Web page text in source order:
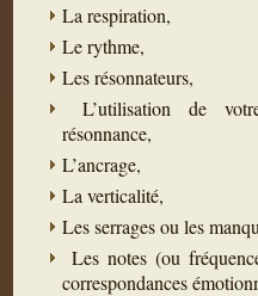
La respiration,
Le rythme,
Les résonnateurs,
L’utilisation de
résonnance,
L’ancrage,
La verticalité,
Les serrages ou les
Les notes (ou
correspondances